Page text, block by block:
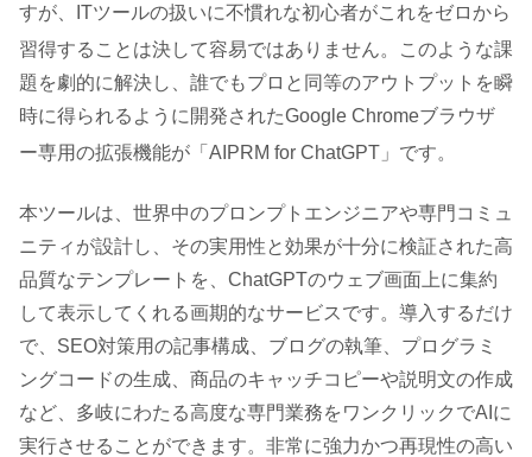
すが、ITツールの扱いに不慣れな初心者がこれをゼロから
習得することは決して容易ではありません。このような課
題を劇的に解決し、誰でもプロと同等のアウトプットを瞬
時に得られるように開発されたGoogle Chromeブラウザ
ー専用の拡張機能が「AIPRM for ChatGPT」です。
本ツールは、世界中のプロンプトエンジニアや専門コミュ
ニティが設計し、その実用性と効果が十分に検証された高
品質なテンプレートを、ChatGPTのウェブ画面上に集約
して表示してくれる画期的なサービスです。導入するだけ
で、SEO対策用の記事構成、ブログの執筆、プログラミ
ングコードの生成、商品のキャッチコピーや説明文の作成
など、多岐にわたる高度な専門業務をワンクリックでAIに
実行させることができます。非常に強力かつ再現性の高い